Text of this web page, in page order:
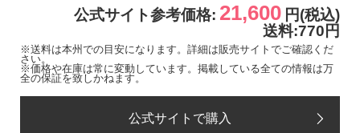
公式サイト参考価格: 21,600 円(税込)
送料:770円
※送料は本州での目安になります。詳細は販売サイトでご確認くだ
さい。
※価格や在庫は常に変動しています。掲載している全ての情報は万
全の保証を致しかねます。
公式サイトで購入